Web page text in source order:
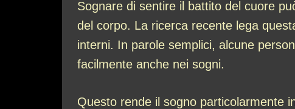
Sognare di sentire il battito del cuore
del corpo. La ricerca recente lega
interni. In parole semplici, alcune
facilmente anche nei sogni.
Questo rende il sogno particolarmente